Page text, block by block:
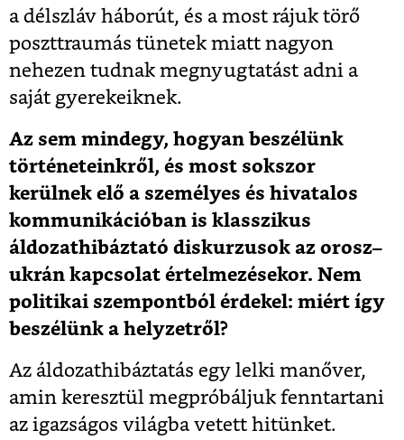
a délszláv háborút, és a most rájuk törő
poszttraumás tünetek miatt nagyon
nehezen tudnak megnyugtatást adni a
saját gyerekeiknek.
Az sem mindegy, hogyan beszélünk
történeteinkről, és most sokszor
kerülnek elő a személyes és hivatalos
kommunikációban is klasszikus
áldozathibáztató diskurzusok az orosz–
ukrán kapcsolat értelmezésekor. Nem
politikai szempontból érdekel: miért így
beszélünk a helyzetről?
Az áldozathibáztatás egy lelki manőver,
amin keresztül megpróbáljuk fenntartani
az igazságos világba vetett hitünket.